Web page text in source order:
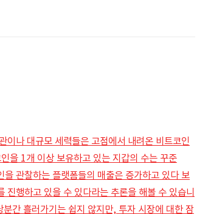
이나 대규모 세력들은 고점에서 내려온 비트코인
을 1개 이상 보유하고 있는 지갑의 수는 꾸준
관찰하는 플랫폼들의 매출은 증가하고 있다 보
행하고 있을 수 있다라는 추론을 해볼 수 있습니
간 흘러가기는 쉽지 않지만, 투자 시장에 대한 잠